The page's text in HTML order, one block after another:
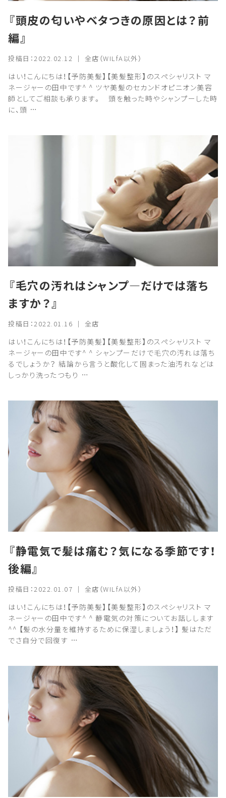
『頭皮の匂いやベタつきの原因とは？前
編』
投稿日：2022.02.12 ｜ 全店（WILfA以外）
はい！こんにちは！【予防美髪】【美髪整形】のスペシャリスト マ
ネージャーの田中です^ ^ ツヤ美髪のセカンドオピニオン美容
師としてご相談も承ります。 頭を触った時やシャンプーした時
に、頭 …
『毛穴の汚れはシャンプ―だけでは落ち
ますか？』
投稿日：2022.01.16 ｜ 全店
はい！こんにちは！【予防美髪】【美髪整形】のスペシャリスト マ
ネージャーの田中です^ ^ シャンプーだけで毛穴の汚れは落ち
るでしょうか？ 結論から言うと酸化して固まった油汚れなどは
しっかり洗ったつもり …
『静電気で髪は痛む？気になる季節です！
後編』
投稿日：2022.01.07 ｜ 全店（WILfA以外）
はい！こんにちは！【予防美髪】【美髪整形】のスペシャリスト マ
ネージャーの田中です^ ^ 静電気の対策についてお話しします
^^ 【髪の水分量を維持するために保湿しましょう！】 髪はただ
でさ自分で回復す …